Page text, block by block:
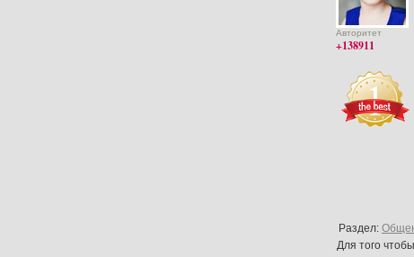
Авторитет
+138911
Раздел:
Для того